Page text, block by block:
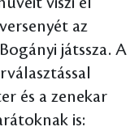
az
játssza. A
és a zenekar
is: